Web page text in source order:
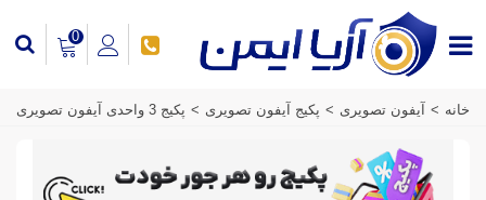
0
خانه > آیفون تصویری > پکیج آیفون تصویری > پکیج 3 واحدی آیفون تصویری